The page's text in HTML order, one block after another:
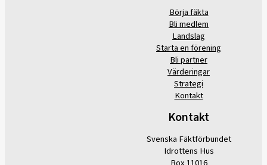
Börja fäkta
Bli medlem
Landslag
Starta en förening
Bli partner
Värderingar
Strategi
Kontakt
Kontakt
Svenska Fäktförbundet
Idrottens Hus